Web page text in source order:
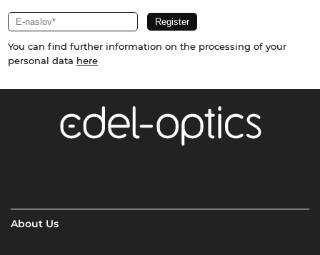
You can find further information on the processing of your
personal data here
About Us